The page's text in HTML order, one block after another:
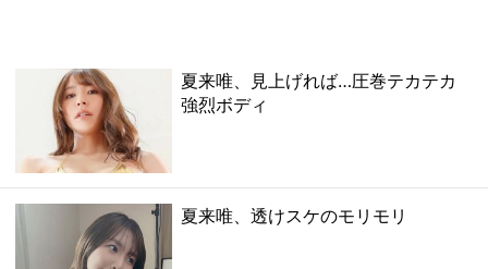
夏来唯、見上げれば…圧巻テカテカ
強烈ボディ
夏来唯、透けスケのモリモリ